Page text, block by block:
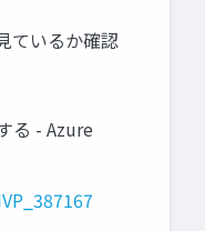
ているか確認
る - Azure